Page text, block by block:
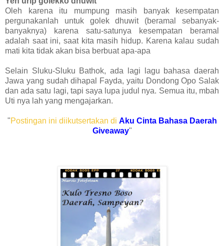
Oleh karena itu mumpung masih banyak kesempatan
pergunakanlah untuk golek dhuwit (beramal sebanyak-
banyaknya) karena satu-satunya kesempatan beramal
adalah saat ini, saat kita masih hidup. Karena kalau sudah
mati kita tidak akan bisa berbuat apa-apa
Selain Sluku-Sluku Bathok, ada lagi lagu bahasa daerah
Jawa yang sudah dihapal Fayda, yaitu Dondong Opo Salak
dan ada satu lagi, tapi saya lupa judul nya. Semua itu, mbah
Uti nya lah yang mengajarkan.
"Postingan ini diikutsertakan di Aku Cinta Bahasa Daerah
Giveaway"